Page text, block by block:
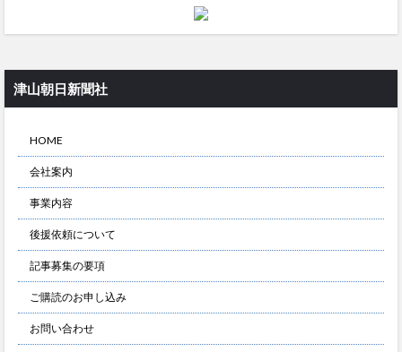
津山朝日新聞社
HOME
会社案内
事業内容
後援依頼について
記事募集の要項
ご購読のお申し込み
お問い合わせ